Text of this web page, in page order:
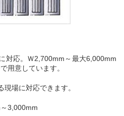
対応。Ｗ2,700mm ～最大6,000mm
用意しています。
場に対応できます。
～3,000mm